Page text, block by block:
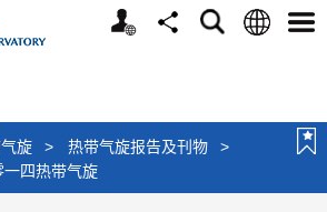
个
分
搜
语
选
旋 > 热带气旋报告及刊物
>
一四热带气旋